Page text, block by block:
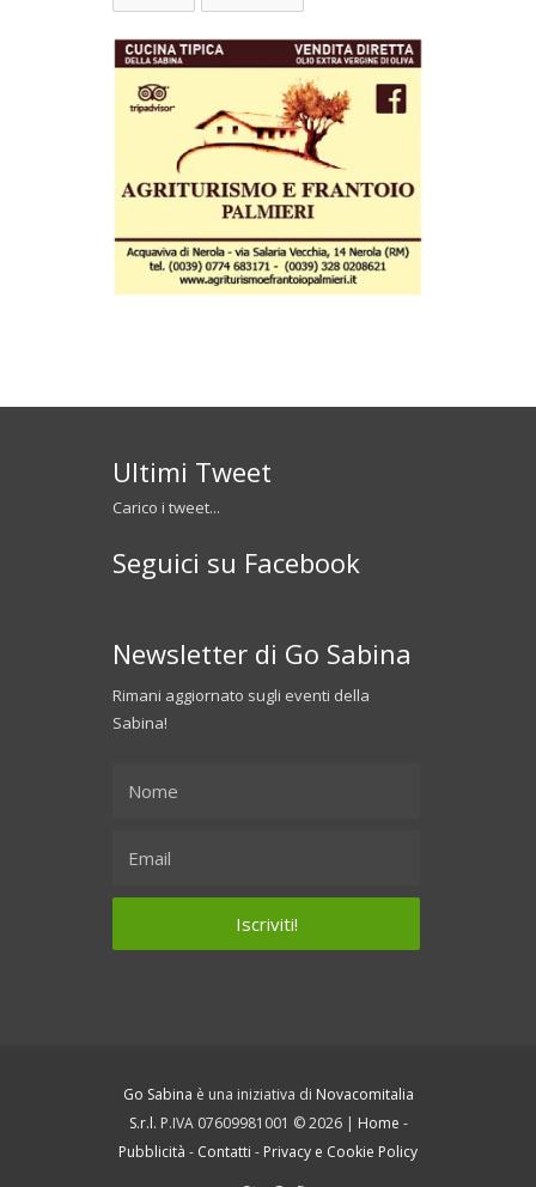
Ultimi Tweet
Carico i tweet...
Seguici su Facebook
Newsletter di Go Sabina
Rimani aggiornato sugli eventi della
Sabina!
Go Sabina è una iniziativa di Novacomitalia
S.r.l. P.IVA 07609981001 © 2026 | Home -
Pubblicità - Contatti - Privacy e Cookie Policy